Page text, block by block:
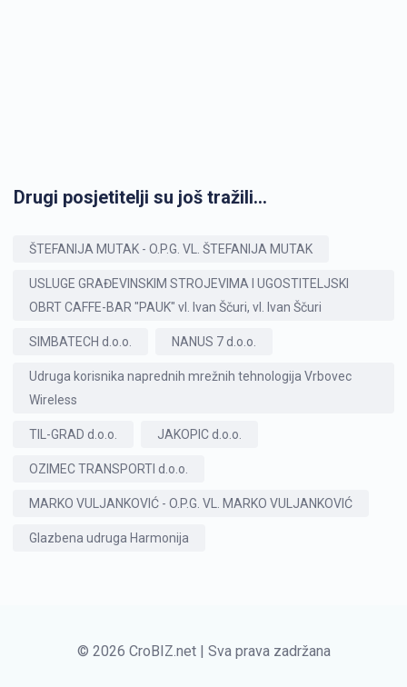
Drugi posjetitelji su još tražili...
ŠTEFANIJA MUTAK - O.P.G. VL. ŠTEFANIJA MUTAK
USLUGE GRAĐEVINSKIM STROJEVIMA I UGOSTITELJSKI
OBRT CAFFE-BAR "PAUK" vl. Ivan Ščuri, vl. Ivan Ščuri
SIMBATECH d.o.o. NANUS 7 d.o.o.
Udruga korisnika naprednih mrežnih tehnologija Vrbovec
Wireless
TIL-GRAD d.o.o. JAKOPIC d.o.o.
OZIMEC TRANSPORTI d.o.o.
MARKO VULJANKOVIĆ - O.P.G. VL. MARKO VULJANKOVIĆ
Glazbena udruga Harmonija
© 2026 CroBIZ.net | Sva prava zadržana